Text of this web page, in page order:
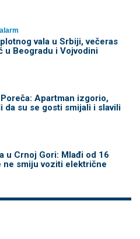
vala u Srbiji, večeras
u Beogradu i Vojvodini
Apartman izgorio,
da su se gosti smijali i slavili
u Crnoj Gori: Mlađi od 16
ne smiju voziti električne